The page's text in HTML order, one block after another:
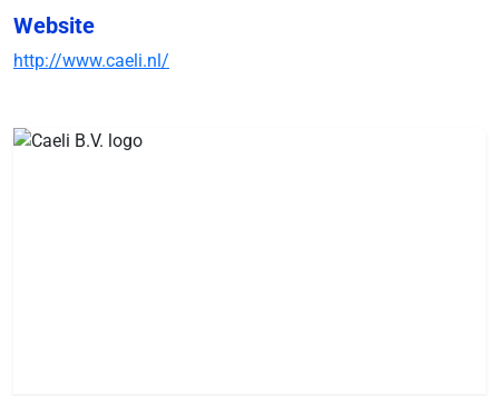
Website
http://www.caeli.nl/